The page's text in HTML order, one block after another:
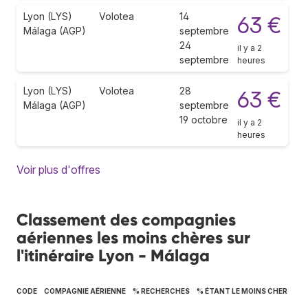
Lyon (LYS)
Málaga (AGP)
Volotea
14
septembre
24
septembre
63 €
il y a 2
heures
Lyon (LYS)
Málaga (AGP)
Volotea
28
septembre
19 octobre
63 €
il y a 2
heures
Voir plus d'offres
Classement des compagnies
aériennes les moins chères sur
l'itinéraire Lyon - Málaga
CODE COMPAGNIE AÉRIENNE % RECHERCHES % ÉTANT LE MOINS CHER